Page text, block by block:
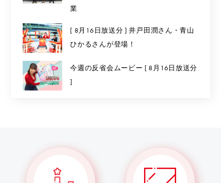
業
[ 8月16日放送分 ] 井戸田潤さん・青山
ひかるさんが登場！
今週の反省会ムービー [ 8月16日放送分
]